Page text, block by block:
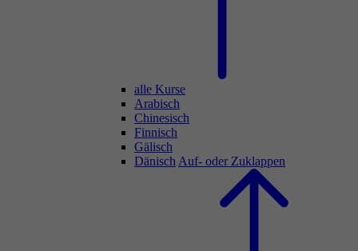
alle Kurse
Arabisch
Chinesisch
Finnisch
Gälisch
Dänisch Auf- oder Zuklappen